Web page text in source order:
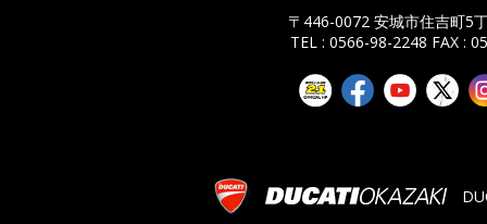
〒446-0072 安城市住吉町5
TEL : 0566-98-2248 FAX :